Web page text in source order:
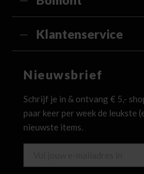
Klantenservice
Nieuwsbrief
Schrijf je in & ontvang € 5,-
paar keer per week de leukste
nieuwste items.